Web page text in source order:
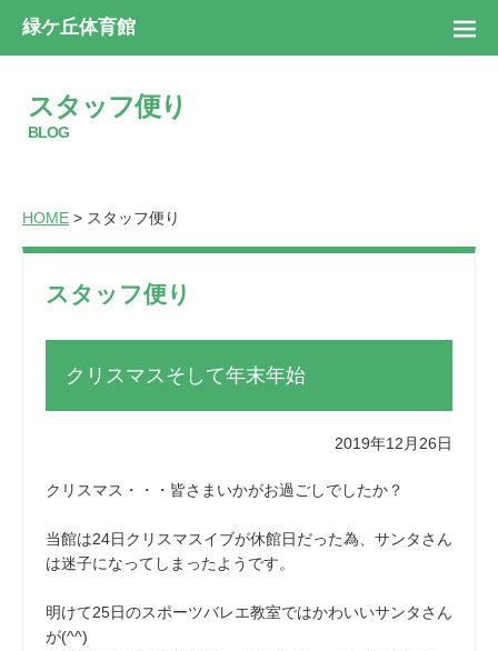
緑ケ丘体育館
スタッフ便り
BLOG
HOME > スタッフ便り
スタッフ便り
クリスマスそして年末年始
2019年12月26日
クリスマス・・・皆さまいかがお過ごしでしたか？
当館は24日クリスマスイブが休館日だった為、サンタさん
は迷子になってしまったようです。
明けて25日のスポーツバレエ教室ではかわいいサンタさん
が(^^)